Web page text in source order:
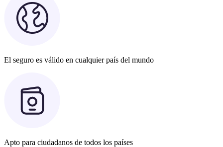
El seguro es válido en cualquier país del mundo
Apto para ciudadanos de todos los países